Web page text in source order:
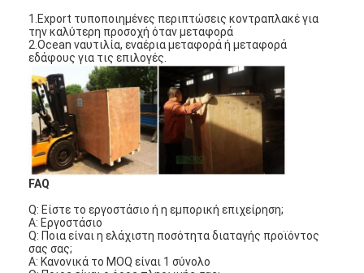
1.Export τυποποιημένες περιπτώσειςκοντραπλακέγια
την καλύτερη προσοχή όταν μεταφορά
2.Ocean ναυτιλία, εναέρια μεταφορά ή μεταφορά
εδάφους για τις επιλογές.
FAQ
Q: Είστε το εργοστάσιο ή η εμπορική επιχείρηση;
Α: Εργοστάσιο
Q: Ποια είναι η ελάχιστη ποσότητα διαταγής προϊόντος
σας σας;
Α: Κανονικά το MOQ είναι 1 σύνολο